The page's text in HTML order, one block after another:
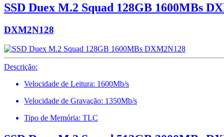
SSD Duex M.2 Squad 128GB 1600MBs
DXM2N128
Descrição:
Velocidade de Leitura: 1600Mb/s
Velocidade de Gravação: 1350Mb/s
Tipo de Memória: TLC